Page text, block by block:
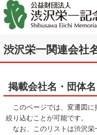
渋沢栄一関連会社
掲載会社名・団体名
このページでは、変遷図に
絞り込むことが可能です。
なお、このリストは渋沢栄